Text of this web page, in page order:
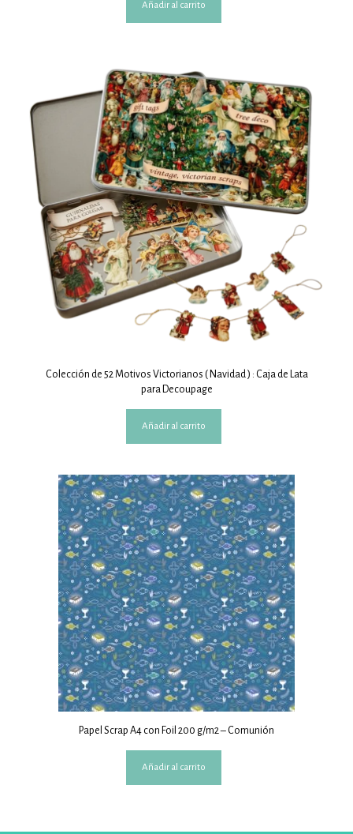
Añadir al carrito
Colección de 52 Motivos Victorianos ( Navidad ) : Caja de Lata
para Decoupage
Añadir al carrito
Papel Scrap A4 con Foil 200 g/m2 – Comunión
Añadir al carrito